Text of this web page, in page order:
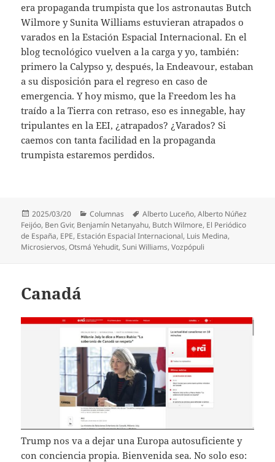
era propaganda trumpista que los astronautas Butch
Wilmore y Sunita Williams estuvieran atrapados o
varados en la Estación Espacial Internacional. En el
blog tecnológico vuelven a la carga y yo, también:
primero la Calypso y, después, la Endeavour, estaban
a su disposición para el regreso en caso de
emergencia. Y hoy mismo, que la Freedom les ha
traído a la Tierra con retraso, eso es innegable, hay
tripulantes en la EEI, ¿atrapados? ¿Varados? Si
caemos con tanta facilidad en la propaganda
trumpista estaremos perdidos.
Publicado
el
2025/03/20 Categorías
Columnas Etiquetas
Alberto Luceño,Alberto Núñez
Feijóo, Ben Gvir, Benjamín Netanyahu, Butch Wilmore, El Periódico
de España, EPE, Estación Espacial Internacional, Luis Medina,
Microsiervos,Otsmá Yehudit,Suni Williams,Vozpópuli
Canadá
Trump nos va a dejar una Europa autosuficiente y
con conciencia propia. Bienvenida sea. No solo eso: